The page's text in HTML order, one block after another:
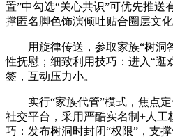
置”中勾选“关心共识”可优先推送
撑匿名脚色饰演倾吐贴合圈层文
用旋律传送，参取家族“树洞
性抚慰；细致利用技巧：进入“逛
签，互动压力小。
实行“家族代管”模式，焦点定
社交平台，采用严酷实名制+人
巧：发布树洞时封闭“权限”，支